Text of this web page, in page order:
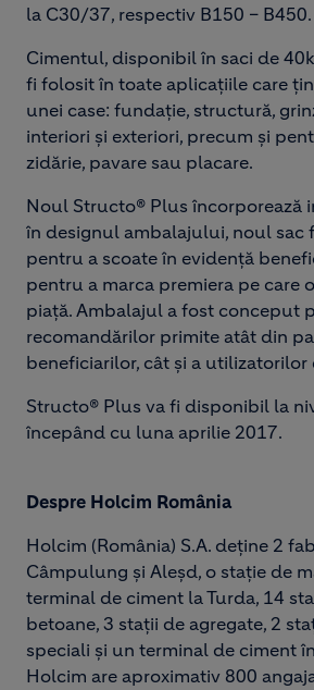
la C30/37, respectiv B150 – B450.
Cimentul, disponibil în saci de
fi folosit în toate aplicațiile care
unei case: fundație, structură,
interiori și exteriori, precum și
zidărie, pavare sau placare.
Noul Structo® Plus încorporează
în designul ambalajului, noul sac
pentru a scoate în evidență
pentru a marca premiera pe care
piață. Ambalajul a fost conceput
recomandărilor primite atât din
beneficiarilor, cât și a utilizatorilor
Structo® Plus va fi disponibil la
începând cu luna aprilie 2017.
Despre Holcim România
Holcim (România) S.A. deţine 2
Câmpulung şi Aleșd, o staţie de
terminal de ciment la Turda, 14
betoane, 3 staţii de agregate, 2
speciali şi un terminal de ciment
Holcim are aproximativ 800